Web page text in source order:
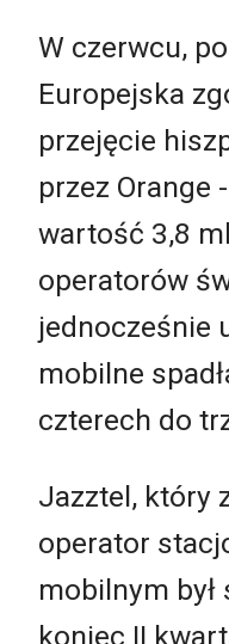
W czerwcu,
Europejska
przejęcie
przez Orange
wartość 3,8
operatorów
jednocześnie
mobilne
czterech do
Jazztel, który
operator
mobilnym był
koniec II